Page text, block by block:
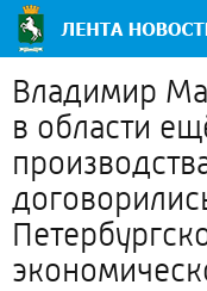
Владимир
в области